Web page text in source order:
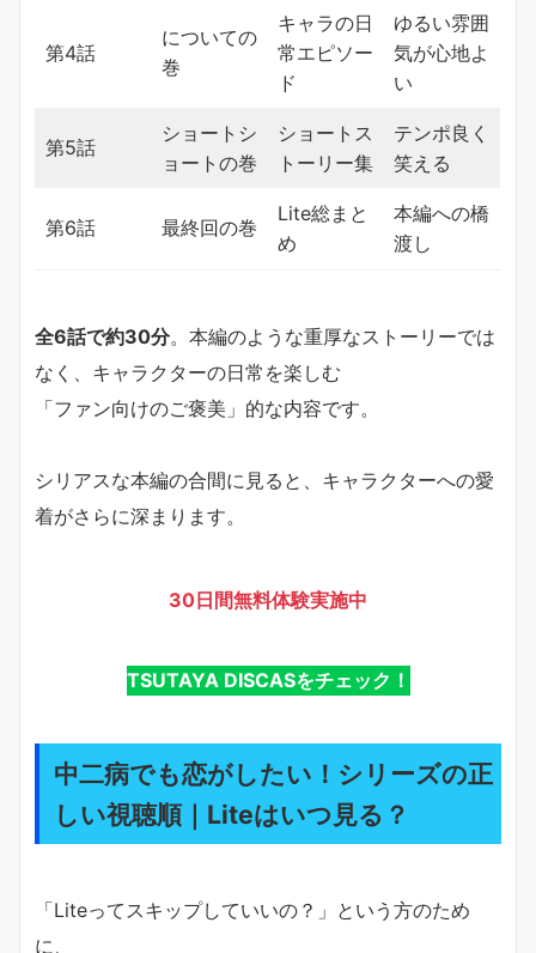
第4話
についての
巻
キャラの日
常エピソー
ド
ゆるい雰囲
気が心地よ
い
第5話
ショートシ
ョートの巻
ショートス
トーリー集
テンポ良く
笑える
第6話 最終回の巻
Lite総まと
め
本編への橋
渡し
全6話で約30分。本編のような重厚なストーリーでは
なく、キャラクターの日常を楽しむ
「ファン向けのご褒美」的な内容です。
シリアスな本編の合間に見ると、キャラクターへの愛
着がさらに深まります。
30日間無料体験実施中
TSUTAYA DISCASをチェック！
中二病でも恋がしたい！シリーズの正
しい視聴順｜Liteはいつ見る？
「Liteってスキップしていいの？」という方のため
に、